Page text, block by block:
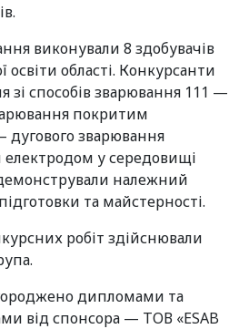
виконували 8 здобувачів
освіти області. Конкурсанти
зі способів зварювання 111 —
покритим
зварювання
у середовищі
належний
та майстерності.
робіт здійснювали
дипломами та
від спонсора — ТОВ «ЕSАB